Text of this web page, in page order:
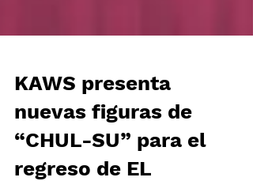
KAWS presenta
nuevas figuras de
“CHUL-SU” para el